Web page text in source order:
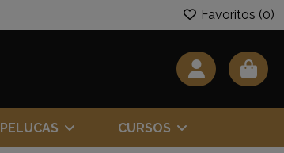
Favoritos (0)
PELUCAS CURSOS